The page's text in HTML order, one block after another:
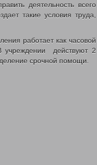
РАБОТНИКА 2018Г.
ДАРИТЕ ДОБРОТУ СЕРДЕЦ
УЧЕНИЯ
деятельность всего
такие условия труда,
работает как часовой
учреждении действуют 2
срочной помощи.